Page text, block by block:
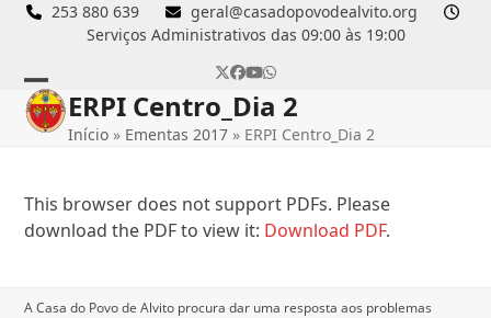
Skip
253 880 639
geral@casadopovodealvito.org
Serviços Administrativos das 09:00 às 19:00
Twitter
Facebook
YouTube
Whatsapp
Open
mobile
Close
mobile
ERPI Centro_Dia 2
Início » Ementas 2017 » ERPI Centro_Dia 2
This browser does not support PDFs. Please
download the PDF to view it: Download PDF.
A Casa do Povo de Alvito procura dar uma resposta aos problemas